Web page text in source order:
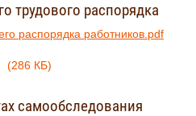
трудового распорядка
распорядка работников.pdf
(286 КБ)
самообследования